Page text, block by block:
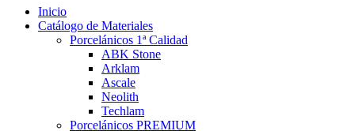
Inicio
Catálogo de Materiales
Porcelánicos 1ª Calidad
ABK Stone
Arklam
Ascale
Neolith
Techlam
Porcelánicos PREMIUM